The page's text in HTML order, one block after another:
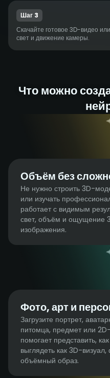
Шаг 3
Скачайте готовое 3D-видео
свет и движение камеры.
Что можно
Объём без
Не нужно строить 3D-
или изучать
работает с видимым
свет, объём и ощущение
изображения.
Фото, арт и
Загрузите портрет,
питомца, предмет или
помогает представить,
выглядеть как 3D-
объёмный образ.